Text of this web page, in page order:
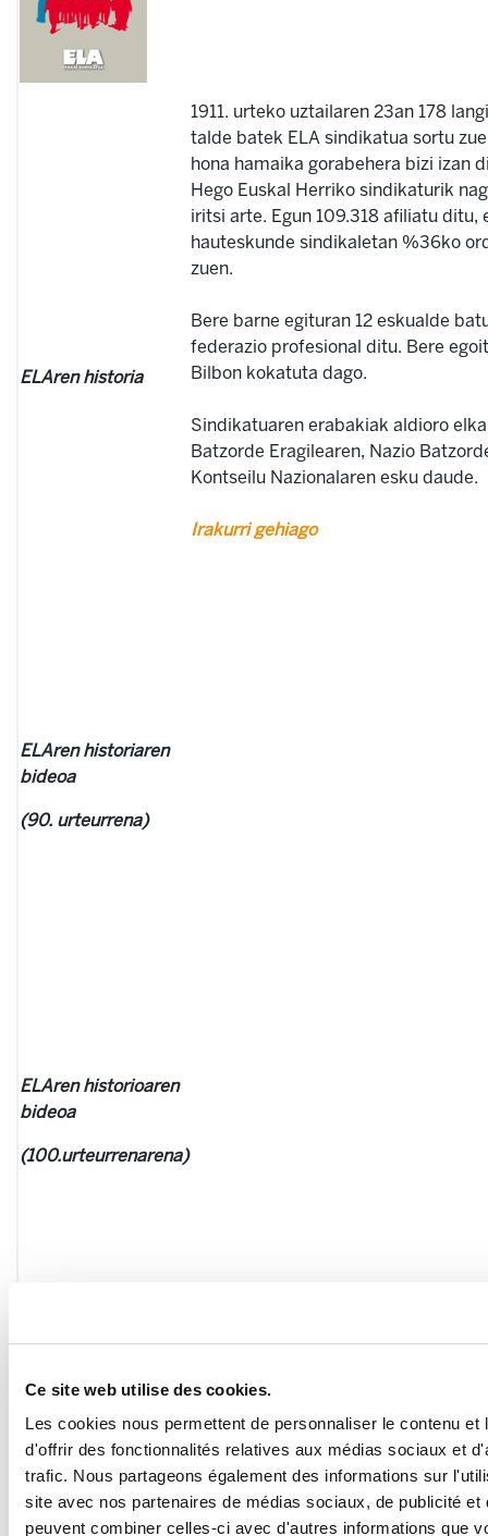
Ce site web utilise des cookies.
Les cookies nous permettent de personnaliser le contenu et
d'offrir des fonctionnalités relatives aux médias sociaux et
trafic. Nous partageons également des informations sur
site avec nos partenaires de médias sociaux, de publicité et
peuvent combiner celles-ci avec d'autres informations que
ELAren historia
1911. urteko uztailaren 23an 178
talde batek ELA sindikatua sortu
hona hamaika gorabehera bizi izan
Hego Euskal Herriko sindikaturik
iritsi arte. Egun 109.318 afiliatu ditu,
hauteskunde sindikaletan %36ko
zuen.
Bere barne egituran 12 eskualde
federazio profesional ditu. Bere
Bilbon kokatuta dago.
Sindikatuaren erabakiak aldioro
Batzorde Eragilearen, Nazio
Kontseilu Nazionalaren esku daude.
Irakurri gehiago
ELAren historiaren
bideoa
(90. urteurrena)
ELAren historioaren
bideoa
(100.urteurrenarena)
ELA Nafarroako
sindikatua 1911-1936